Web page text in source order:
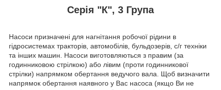
Серія "К", 3 Група
Насоси призначені для нагнітання робочої рідини в
гідросистемах тракторів, автомобілів, бульдозерів, с/г техніки
та інших машин. Насоси виготовляються з правим (за
годинниковою стрілкою) або лівим (проти годинникової
стрілки) напрямком обертання ведучого вала. Щоб визначити
напрямок обертання наявного у Вас насоса (якщо Ви не